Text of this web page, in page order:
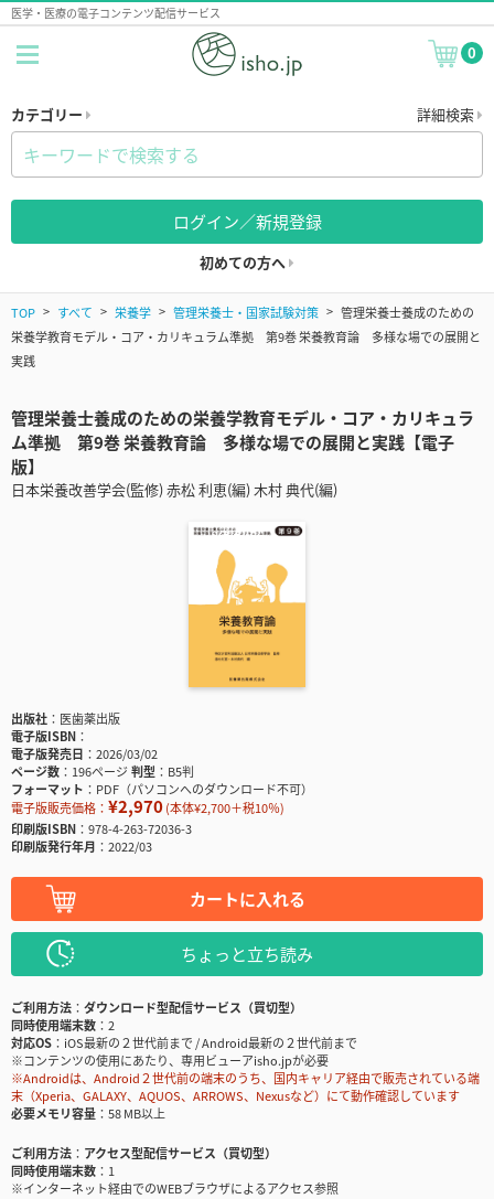
医学・医療の電子コンテンツ配信サービス
0
カテゴリー 詳細検索
ログイン／新規登録
初めての方へ
TOP すべて 栄養学 管理栄養士・国家試験対策
管理栄養士養成のための
栄養学教育モデル・コア・カリキュラム準拠 第9巻 栄養教育論 多様な場での展開と
実践
管理栄養士養成のための栄養学教育モデル・コア・カリキュラ
ム準拠 第9巻 栄養教育論 多様な場での展開と実践【電子
版】
日本栄養改善学会(監修) 赤松 利恵(編) 木村 典代(編)
出版社
医歯薬出版
電子版ISBN
電子版発売日
2026/03/02
ページ数
196ページ判型
B5判
フォーマット
PDF（パソコンへのダウンロード不可）
電子版販売価格： ¥2,970(本体¥2,700＋税10％)
印刷版ISBN
978-4-263-72036-3
印刷版発行年月
2022/03
カートに入れる
ちょっと立ち読み
ご利用方法
ダウンロード型配信サービス（買切型）
同時使用端末数
2
対応OS
iOS最新の２世代前まで / Android最新の２世代前まで
※コンテンツの使用にあたり、専用ビューアisho.jpが必要
※Androidは、Android２世代前の端末のうち、国内キャリア経由で販売されている端
末（Xperia、GALAXY、AQUOS、ARROWS、Nexusなど）にて動作確認しています
必要メモリ容量
58 MB以上
ご利用方法
アクセス型配信サービス（買切型）
同時使用端末数
1
※インターネット経由でのWEBブラウザによるアクセス参照